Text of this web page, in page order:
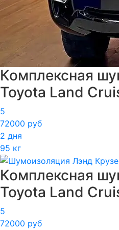
Комплексная
Toyota Land
5
72000 руб
2 дня
95 кг
Комплексная
Toyota Land
5
72000 руб